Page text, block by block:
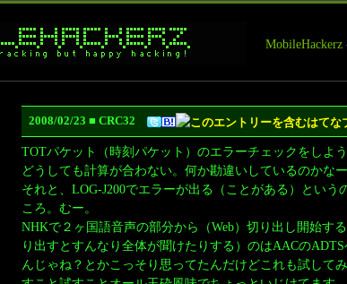
2008/02/23 ■ CRC32
TOTパケット（時刻パケット）のエラーチェックをしよ
どうしても計算が合わない。何か勘違いしているのかな
それと、LOG-J200でエラーが出る（ことがある）という
ころ。むー。
NHKで２ヶ国語音声の部分から（Web）切り出し開始す
り出すとすんなり全体が聞けたりする）のはAACの
んじゃね？とかこっそり思ってたんだけどこれも試して